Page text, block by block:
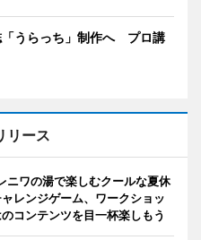
「うらっち」制作へ プロ講
リース
ワの湯で楽しむクールな夏休
レンジゲーム、ワークショッ
コンテンツを目一杯楽しもう